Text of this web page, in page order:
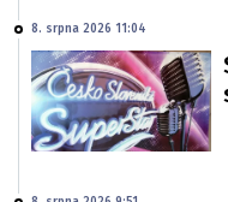
8. srpna 2026 11:04